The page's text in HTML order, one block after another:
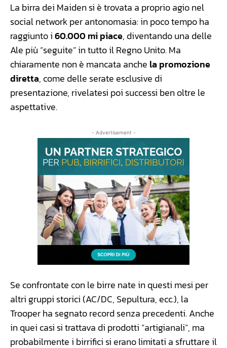
La birra dei Maiden si è trovata a proprio agio nel
social network per antonomasia: in poco tempo ha
raggiunto i60.000 mi piace, diventando una delle
Ale più “seguite” in tutto il Regno Unito. Ma
chiaramente non è mancata anche la promozione
diretta, come delle serate esclusive di
presentazione, rivelatesi poi successi ben oltre le
aspettative.
- Advertisement -
Se confrontate con le birre nate in questi mesi per
altri gruppi storici (AC/DC, Sepultura, ecc.), la
Trooper ha segnato record senza precedenti. Anche
in quei casi si trattava di prodotti “artigianali”, ma
probabilmente i birrifici si erano limitati a sfruttare il